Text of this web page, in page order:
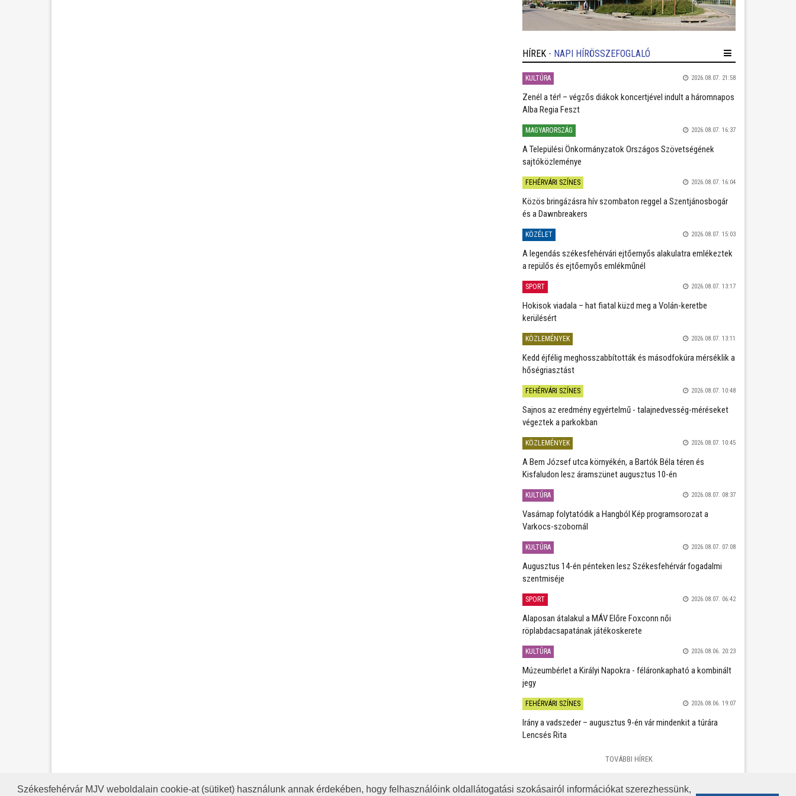
Székesfehérvár MJV weboldalain cookie-at (sütiket) használunk annak érdekében, hogy felhasználóink oldallátogatási szokásairól információkat szerezhessünk,
HÍREK - NAPI HÍRÖSSZEFOGLALÓ
KULTÚRA 2026.08.07. 21:58
Zenél a tér! – végzős diákok koncertjével indult a háromnapos
Alba Regia Feszt
MAGYARORSZÁG 2026.08.07. 16:37
A Települési Önkormányzatok Országos Szövetségének
sajtóközleménye
FEHÉRVÁRI SZÍNES 2026.08.07. 16:04
Közös bringázásra hív szombaton reggel a Szentjánosbogár
és a Dawnbreakers
KÖZÉLET 2026.08.07. 15:03
A legendás székesfehérvári ejtőernyős alakulatra emlékeztek
a repülős és ejtőernyős emlékműnél
SPORT 2026.08.07. 13:17
Hokisok viadala – hat fiatal küzd meg a Volán-keretbe
kerülésért
KÖZLEMÉNYEK 2026.08.07. 13:11
Kedd éjfélig meghosszabbították és másodfokúra mérséklik a
hőségriasztást
FEHÉRVÁRI SZÍNES 2026.08.07. 10:48
Sajnos az eredmény egyértelmű - talajnedvesség-méréseket
végeztek a parkokban
KÖZLEMÉNYEK 2026.08.07. 10:45
A Bem József utca környékén, a Bartók Béla téren és
Kisfaludon lesz áramszünet augusztus 10-én
KULTÚRA 2026.08.07. 08:37
Vasárnap folytatódik a Hangból Kép programsorozat a
Varkocs-szobornál
KULTÚRA 2026.08.07. 07:08
Augusztus 14-én pénteken lesz Székesfehérvár fogadalmi
szentmiséje
SPORT 2026.08.07. 06:42
Alaposan átalakul a MÁV Előre Foxconn női
röplabdacsapatának játékoskerete
KULTÚRA 2026.08.06. 20:23
Múzeumbérlet a Királyi Napokra - féláronkapható a kombinált
jegy
FEHÉRVÁRI SZÍNES 2026.08.06. 19:07
Irány a vadszeder – augusztus 9-én vár mindenkit a túrára
Lencsés Rita
TOVÁBBI HÍREK
A HONLAP 2017.03.31-I ÁLLAPOTA JOGI NYILATKOZAT IMPRESSZUM MÉDIAAJÁNLAT KÖZÉRDEKŰ ADATOK ADATVÉDELEM